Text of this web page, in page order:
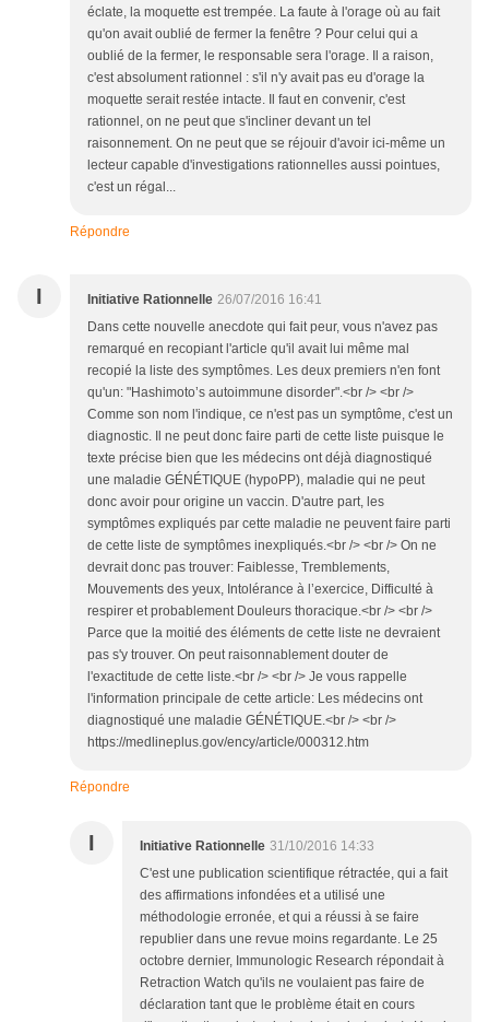
éclate, la moquette est trempée. La faute à l'orage où au fait
qu'on avait oublié de fermer la fenêtre ? Pour celui qui a
oublié de la fermer, le responsable sera l'orage. Il a raison,
c'est absolument rationnel : s'il n'y avait pas eu d'orage la
moquette serait restée intacte. Il faut en convenir, c'est
rationnel, on ne peut que s'incliner devant un tel
raisonnement. On ne peut que se réjouir d'avoir ici-même un
lecteur capable d'investigations rationnelles aussi pointues,
c'est un régal...
Répondre
I Initiative Rationnelle 26/07/2016 16:41
Dans cette nouvelle anecdote qui fait peur, vous n'avez pas
remarqué en recopiant l'article qu'il avait lui même mal
recopié la liste des symptômes. Les deux premiers n'en font
qu'un: "Hashimoto’s autoimmune disorder".<br /> <br />
Comme son nom l'indique, ce n'est pas un symptôme, c'est un
diagnostic. Il ne peut donc faire parti de cette liste puisque le
texte précise bien que les médecins ont déjà diagnostiqué
une maladie GÉNÉTIQUE (hypoPP), maladie qui ne peut
donc avoir pour origine un vaccin. D'autre part, les
symptômes expliqués par cette maladie ne peuvent faire parti
de cette liste de symptômes inexpliqués.<br /> <br /> On ne
devrait donc pas trouver: Faiblesse, Tremblements,
Mouvements des yeux, Intolérance à l’exercice, Difficulté à
respirer et probablement Douleurs thoracique.<br /> <br />
Parce que la moitié des éléments de cette liste ne devraient
pas s'y trouver. On peut raisonnablement douter de
l'exactitude de cette liste.<br /> <br /> Je vous rappelle
l'information principale de cette article: Les médecins ont
diagnostiqué une maladie GÉNÉTIQUE.<br /> <br />
https://medlineplus.gov/ency/article/000312.htm
Répondre
I Initiative Rationnelle 31/10/2016 14:33
C'est une publication scientifique rétractée, qui a fait
des affirmations infondées et a utilisé une
méthodologie erronée, et qui a réussi à se faire
republier dans une revue moins regardante. Le 25
octobre dernier, Immunologic Research répondait à
Retraction Watch qu'ils ne voulaient pas faire de
déclaration tant que le problème était en cours